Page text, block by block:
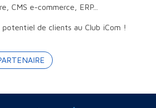
CMS e-commerce, ERP...
potentiel de clients au Club iCom !